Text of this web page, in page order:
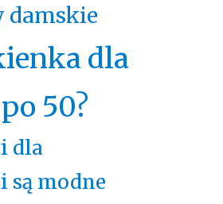
damskie
dla
50?
dla
są modne